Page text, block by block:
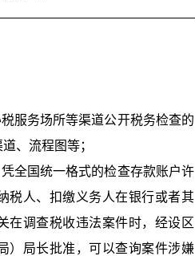
服务场所等渠道公开税务检查的
、流程图等；
全国统一格式的检查存款账户许
税人、扣缴义务人在银行或者其
在调查税收违法案件时，经设区
）局长批准，可以查询案件涉嫌